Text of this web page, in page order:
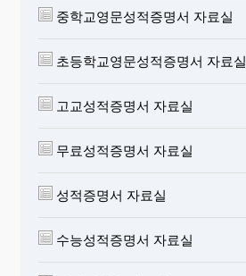
중학교영문성적증명서 자료실
초등학교영문성적증명서 자료실
고교성적증명서 자료실
무료성적증명서 자료실
성적증명서 자료실
수능성적증명서 자료실